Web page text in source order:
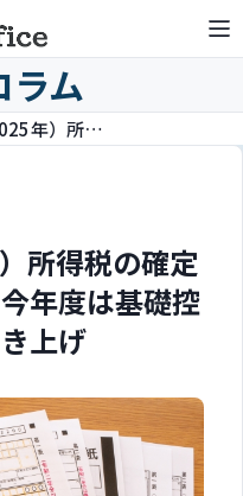
ラム
令和7年（2025年）所得税の確定申告期間が開始 今年度は基礎控除や扶養控除が引き上げ
所得税の確定
年度は基礎控
上げ